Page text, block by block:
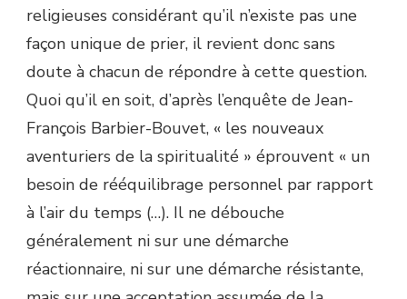
religieuses considérant qu’il n’existe pas une
façon unique de prier, il revient donc sans
doute à chacun de répondre à cette question.
Quoi qu’il en soit, d’après l’enquête de Jean-
François Barbier-Bouvet, « les nouveaux
aventuriers de la spiritualité » éprouvent « un
besoin de rééquilibrage personnel par rapport
à l’air du temps (…). Il ne débouche
généralement ni sur une démarche
réactionnaire, ni sur une démarche résistante,